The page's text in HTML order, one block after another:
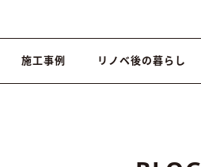
施工事例 リノベ後の暮らし